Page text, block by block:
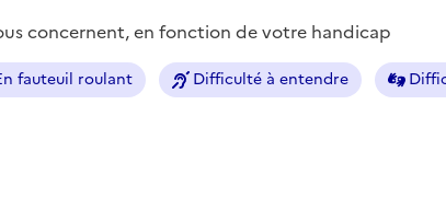
concernent, en fonction de votre handicap
fauteuil roulant Difficulté à entendre